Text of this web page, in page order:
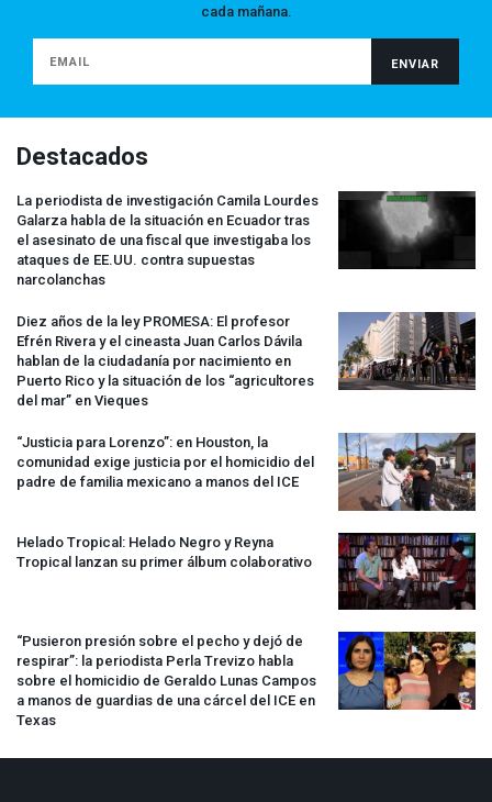
cada mañana.
Destacados
La periodista de investigación Camila Lourdes
Galarza habla de la situación en Ecuador tras
el asesinato de una fiscal que investigaba los
ataques de EE.UU. contra supuestas
narcolanchas
Diez años de la ley PROMESA: El profesor
Efrén Rivera y el cineasta Juan Carlos Dávila
hablan de la ciudadanía por nacimiento en
Puerto Rico y la situación de los “agricultores
del mar” en Vieques
“Justicia para Lorenzo”: en Houston, la
comunidad exige justicia por el homicidio del
padre de familia mexicano a manos del ICE
Helado Tropical: Helado Negro y Reyna
Tropical lanzan su primer álbum colaborativo
“Pusieron presión sobre el pecho y dejó de
respirar”: la periodista Perla Trevizo habla
sobre el homicidio de Geraldo Lunas Campos
a manos de guardias de una cárcel del ICE en
Texas